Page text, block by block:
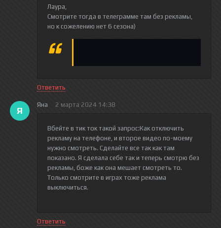
Лаура,
Смотрите тогда в телеграмме там без рекламы,
но к сожелению нет 6 сезона)
Ответить
Я
Яна 2 марта 2024 14:38
Вбейте в тик ток такой запрос:Как отключить
рекламу на телефоне, и второе видео по-моему
нужно смотреть. Сделайте все так как там
показано. Я сделала себе так и теперь смотрю без
рекламы, боже как она мешает смотреть то.
Только смотрите в играх тоже реклама
выключиться.
Ответить